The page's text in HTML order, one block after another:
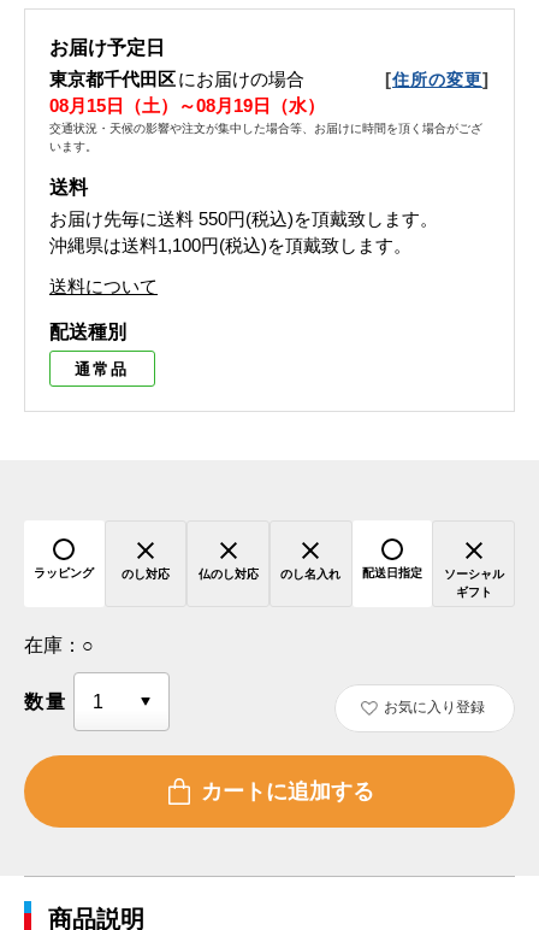
お届け予定日
東京都千代田区にお届けの場合 [住所の変更]
08月15日（土）～08月19日（水）
交通状況・天候の影響や注文が集中した場合等、お届けに時間を頂く場合がござ
います。
送料
お届け先毎に送料 550円(税込)を頂戴致します。
沖縄県は送料1,100円(税込)を頂戴致します。
送料について
配送種別
通常品
ラッピング のし対応 仏のし対応 のし名入れ 配送日指定
ソーシャル
ギフト
在庫： ○
数量 お気に入り登録
商品説明